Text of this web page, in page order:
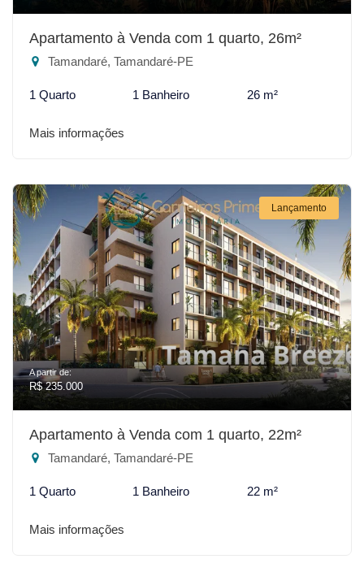
Apartamento à Venda com 1 quarto, 26m²
Tamandaré, Tamandaré-PE
1 Quarto 1 Banheiro 26 m²
Mais informações
Lançamento
A partir de:
R$ 235.000
Apartamento à Venda com 1 quarto, 22m²
Tamandaré, Tamandaré-PE
1 Quarto 1 Banheiro 22 m²
Mais informações